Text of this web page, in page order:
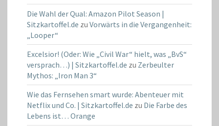
Die Wahl der Qual: Amazon Pilot Season |
Sitzkartoffel.de zu Vorwärts in die Vergangenheit:
„Looper“
Excelsior! (Oder: Wie „Civil War“ hielt, was „BvS“
versprach…) | Sitzkartoffel.de zu Zerbeulter
Mythos: „Iron Man 3“
Wie das Fernsehen smart wurde: Abenteuer mit
Netflix und Co. | Sitzkartoffel.de zu Die Farbe des
Lebens ist… Orange